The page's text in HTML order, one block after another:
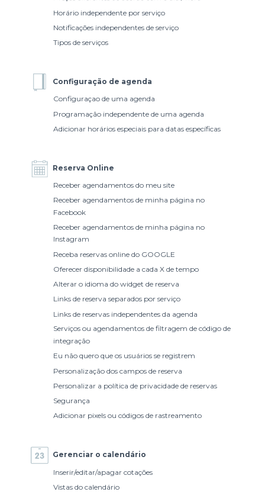
Horário independente por serviço
Notificações independentes de serviço
Tipos de serviços
Configuração de agenda
Configuraçao de uma agenda
Programação independente de uma agenda
Adicionar horários especiais para datas específicas
Reserva Online
Receber agendamentos do meu site
Receber agendamentos de minha página no
Facebook
Receber agendamentos de minha página no
Instagram
Receba reservas online do GOOGLE
Oferecer disponibilidade a cada X de tempo
Alterar o idioma do widget de reserva
Links de reserva separados por serviço
Links de reservas independentes da agenda
Serviços ou agendamentos de filtragem de código de
integração
Eu não quero que os usuários se registrem
Personalização dos campos de reserva
Personalizar a política de privacidade de reservas
Segurança
Adicionar pixels ou códigos de rastreamento
Gerenciar o calendário
Inserir/editar/apagar cotações
Vistas do calendário